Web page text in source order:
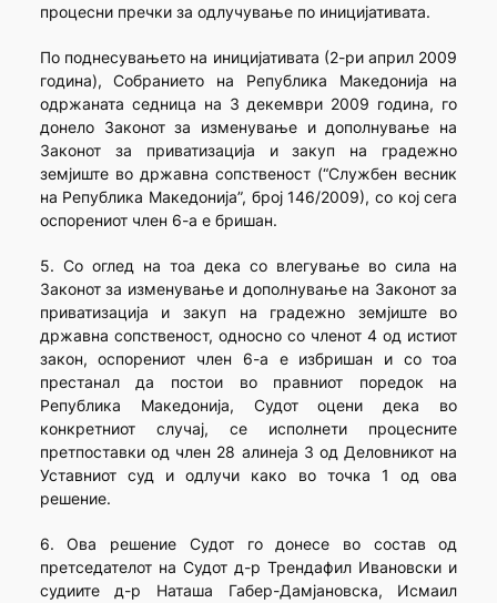
процесни пречки за одлучување по иницијативата.
По поднесувањето на иницијативата (2-ри април 2009
година), Собранието на Република Македонија на
одржаната седница на 3 декември 2009 година, го
донело Законот за изменување и дополнување на
Законот за приватизација и закуп на градежно
земјиште во државна сопственост (“Службен весник
на Република Македонија”, број 146/2009), со кој сега
оспорениот член 6-а е бришан.
5. Со оглед на тоа дека со влегување во сила на
Законот за изменување и дополнување на Законот за
приватизација и закуп на градежно земјиште во
државна сопственост, односно со членот 4 од истиот
закон, оспорениот член 6-а е избришан и со тоа
престанал да постои во правниот поредок на
Република Македонија, Судот оцени дека во
конкретниот случај, се исполнети процесните
претпоставки од член 28 алинеја 3 од Деловникот на
Уставниот суд и одлучи како во точка 1 од ова
решение.
6. Ова решение Судот го донесе во состав од
претседателот на Судот д-р Трендафил Ивановски и
судиите д-р Наташа Габер-Дамјановска, Исмаил